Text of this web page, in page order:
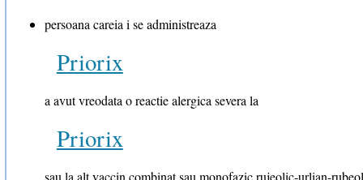
persoana careia i se administreaza
Priorix
a avut vreodata o reactie alergica severa la
Priorix
sau la alt vaccin combinat sau monofazic rujeolic-urlian-